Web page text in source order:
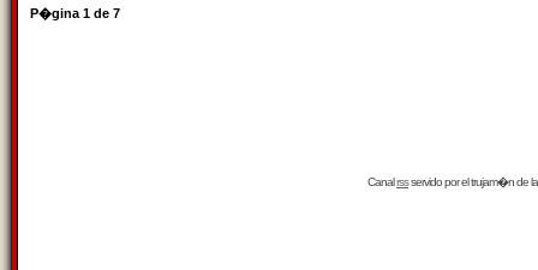
P�gina 1 de 7
Canalrssservido por eltrujam�nde